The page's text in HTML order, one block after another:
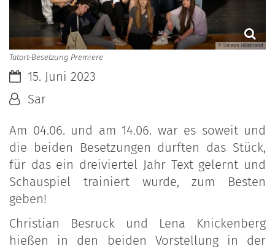
© Simeon Hillebrand
Tatort-Besetzung Premiere
Datum:15. Juni 2023
Von:Sar
Am 04.06. und am 14.06. war es soweit und
die beiden Besetzungen durften das Stück,
für das ein dreiviertel Jahr Text gelernt und
Schauspiel trainiert wurde, zum Besten
geben!
Christian Besruck und Lena Knickenberg
hießen in den beiden Vorstellung in der